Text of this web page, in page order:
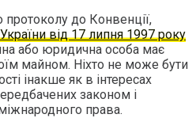
протоколу до Конвенції,
від 17 липня 1997 року
або юридична особа має
майном. Ніхто не може бути
інакше як в інтересах
законом і
права.